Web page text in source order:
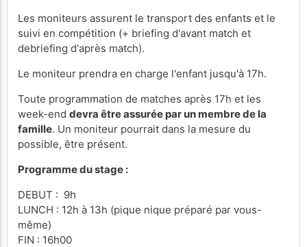
Les moniteurs assurent le transport des enfants et le
suivi en compétition (+ briefing d'avant match et
debriefing d'après match).
Le moniteur prendra en charge l'enfant jusqu'à 17h.
Toute programmation de matches après 17h et les
week-end devra être assurée par un membre de la
famille. Un moniteur pourrait dans la mesure du
possible, être présent.
Programme du stage :
DEBUT : 9h
LUNCH : 12h à 13h (pique nique préparé par vous-
même)
FIN : 16h00